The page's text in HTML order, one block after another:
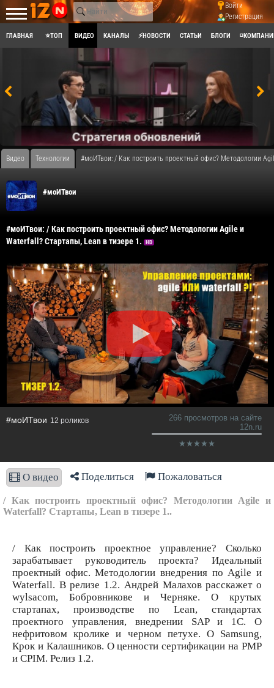
Войти
Регистрация
ГЛАВНАЯ ⭐ТОП ВИДЕО КАНАЛЫ ⚡НОВОСТИ СТАТЬИ БЛОГИ
Видео Технологии #моИТвои: / Как построить проектный офис? Методологии
#моИТвои
#моИТвои: / Как построить проектный офис? Методологии Agile и
Waterfall? Стартапы, Lean в тизере 1.
HD
#моИТвои 12 роликов
266 просмотров на сайте
12n.ru
О видео Поделиться Пожаловаться
/ Как построить проектный офис? Методологии Agile и
Waterfall? Стартапы, Lean в тизере 1..
/ Как построить проектное управление? Сколько
зарабатывает руководитель проекта? Идеальный
проектный офис. Методологии внедрения по Agile и
Waterfall. В релизе 1.2. Андрей Малахов расскажет о
wylsacom, Бобровникове и Черняке. О крутых
стартапах, производстве по Lean, стандартах
проектного управления, внедрении SAP и 1С. О
нефритовом кролике и черном петухе. О Samsung,
Крок и Калашников. О ценности сертификации на PMP
и CPIM. Релиз 1.2.